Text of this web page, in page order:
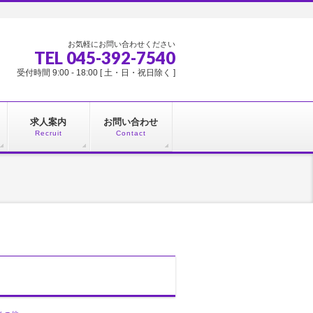
お気軽にお問い合わせください
TEL 045-392-7540
受付時間 9:00 - 18:00 [ 土・日・祝日除く ]
求人案内
Recruit
お問い合わせ
Contact